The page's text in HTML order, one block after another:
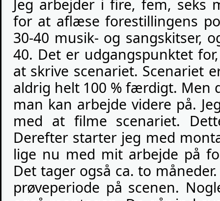
Jeg arbejder i fire, fem, seks
for at aflæse forestillingens
30-40 musik- og sangskitser,
40. Det er udgangspunktet
at skrive scenariet. Scenariet
aldrig helt 100 % færdigt. Men
man kan arbejde videre på.
med at filme scenariet.
Derefter starter jeg med
lige nu med mit arbejde på
Det tager også ca. to
prøveperiode på scenen.